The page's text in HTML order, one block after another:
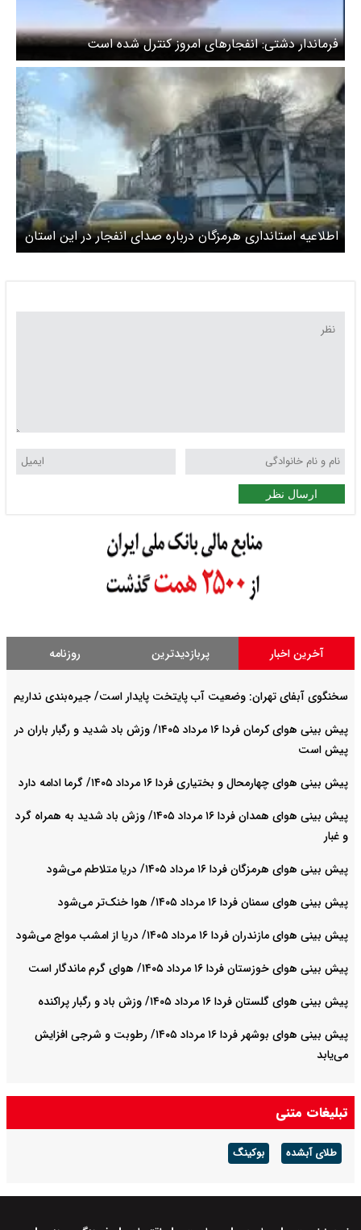
فرماندار دشتی: انفجارهای امروز کنترل شده است
اطلاعیه استانداری هرمزگان درباره صدای انفجار در این استان
ارسال نظر
آخرین اخبار پربازدیدترین روزنامه
سخنگوی آبفای تهران: وضعیت آب پایتخت پایدار است/ جیره‌بندی نداریم
پیش بینی هوای کرمان فردا ۱۶ مرداد ۱۴۰۵/ وزش باد شدید و رگبار باران در
پیش است
پیش بینی هوای چهارمحال و بختیاری فردا ۱۶ مرداد ۱۴۰۵/ گرما ادامه دارد
پیش بینی هوای همدان فردا ۱۶ مرداد ۱۴۰۵/ وزش باد شدید به همراه گرد
و غبار
پیش بینی هوای هرمزگان فردا ۱۶ مرداد ۱۴۰۵/ دریا متلاطم می‌شود
پیش بینی هوای سمنان فردا ۱۶ مرداد ۱۴۰۵/ هوا خنک‌تر می‌شود
پیش بینی هوای مازندران فردا ۱۶ مرداد ۱۴۰۵/ دریا از امشب مواج می‌شود
پیش بینی هوای خوزستان فردا ۱۶ مرداد ۱۴۰۵/ هوای گرم ماندگار است
پیش بینی هوای گلستان فردا ۱۶ مرداد ۱۴۰۵/ وزش باد و رگبار پراکنده
پیش بینی هوای بوشهر فردا ۱۶ مرداد ۱۴۰۵/ رطوبت و شرجی افزایش
می‌یابد
تبلیغات متنی
طلای آبشده بوکینگ